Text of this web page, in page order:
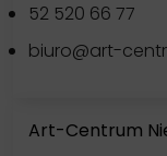
52 520 66 77
biuro@art-
Art-Centrum